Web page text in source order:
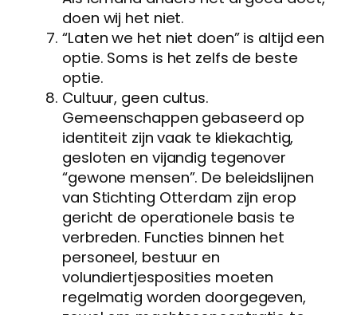
doen wij het niet.
“Laten we het niet doen” is altijd een
optie. Soms is het zelfs de beste
optie.
Cultuur, geen cultus.
Gemeenschappen gebaseerd op
identiteit zijn vaak te kliekachtig,
gesloten en vijandig tegenover
“gewone mensen”. De beleidslijnen
van Stichting Otterdam zijn erop
gericht de operationele basis te
verbreden. Functies binnen het
personeel, bestuur en
volundiertjesposities moeten
regelmatig worden doorgegeven,